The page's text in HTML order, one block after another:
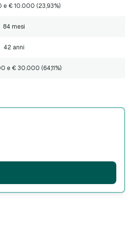
€ 10.000 (23,93%)
84 mesi
42 anni
e € 30.000 (64,11%)